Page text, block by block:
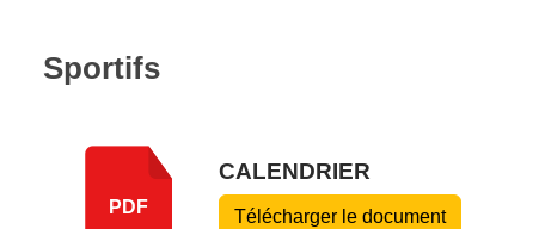
Sportifs
PDF
CALENDRIER
Télécharger le document